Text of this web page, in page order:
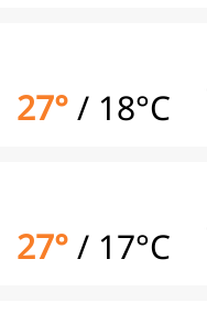
27°/ 18°C
27°/ 17°C